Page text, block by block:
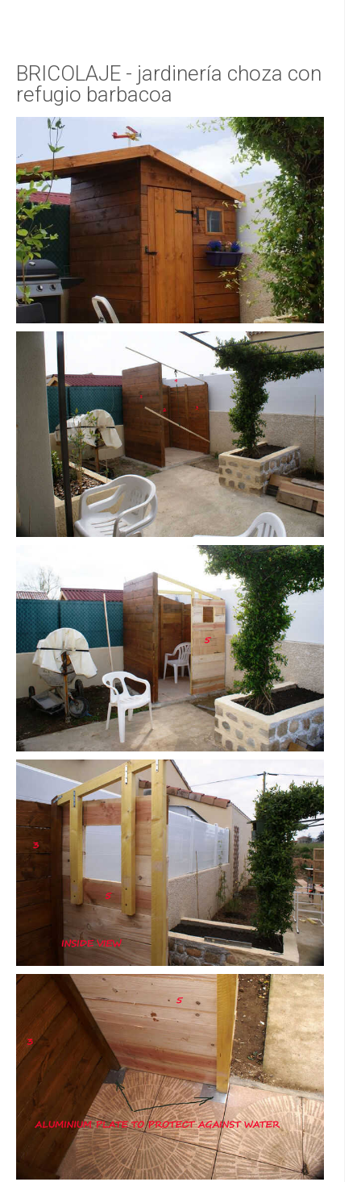
BRICOLAJE - jardinería choza con
refugio barbacoa